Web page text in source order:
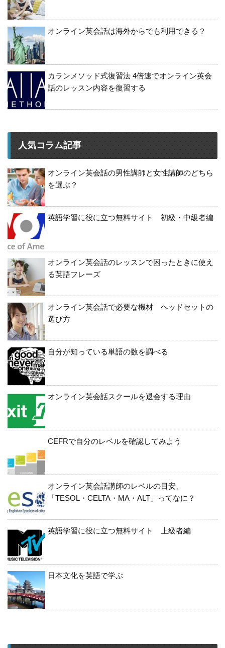
オンライン英会話は海外からでも利用できる？
カランメソッド式復習法 4倍速でオンライン英会
話のレッスン内容を復習する
人気コラム記事
オンライン英会話の男性講師と女性講師のどちら
を選ぶ？
英語学習に役に立つ無料サイト 初級・中級者編
オンライン英会話のレッスンで困ったときに使え
る英語フレーズ
オンライン英会話で必要な機材 ヘッドセットの
選び方
自分が知っている単語の数を調べる
オンライン英会話スクールを退会する理由
CEFRで自分のレベルを確認してみよう
オンライン英会話講師のレベルの目安、
「TESOL・CELTA・MA・ALT」ってなに？
英語学習に役に立つ無料サイト 上級者編
日本文化を英語で学ぶ